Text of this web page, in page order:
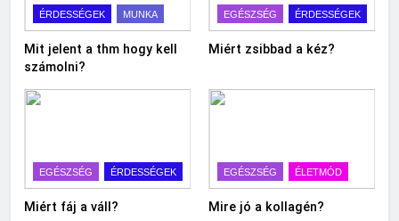
ÉRDESSÉGEK MUNKA
Mit jelent a thm hogy kell
számolni?
EGÉSZSÉG ÉRDESSÉGEK
Miért zsibbad a kéz?
EGÉSZSÉG ÉRDESSÉGEK
Miért fáj a váll?
EGÉSZSÉG ÉLETMÓD
Mire jó a kollagén?